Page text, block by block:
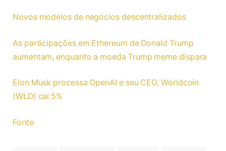
Novos modelos de negócios descentralizados
As participações em Ethereum de Donald Trump
aumentam, enquanto a moeda Trump meme dispara
Elon Musk processa OpenAI e seu CEO, Worldcoin
(WLD) cai 5%
Fonte